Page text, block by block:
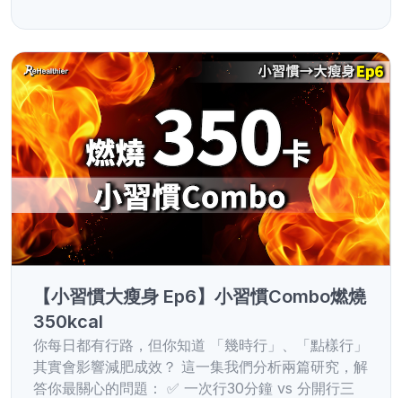
【小習慣大瘦身 Ep6】小習慣Combo燃燒
350kcal
你每日都有行路，但你知道 「幾時行」、「點樣行」
其實會影響減肥成效？ 這一集我們分析兩篇研究，解
答你最關心的問題： ✅ 一次行30分鐘 vs 分開行三